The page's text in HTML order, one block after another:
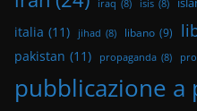
iraq (8) isis (8)
italia (11) jihad (8) libano (9)
pakistan (11) propaganda (8)
pubblicazione a